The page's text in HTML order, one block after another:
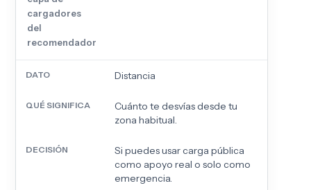
cargadores
del
recomendador
Distancia
Cuánto te desvías desde tu
zona habitual.
Si puedes usar carga pública
como apoyo real o solo como
emergencia.